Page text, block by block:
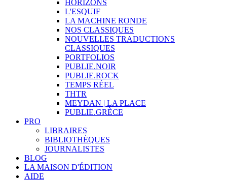
HORIZONS
L'ESQUIF
LA MACHINE RONDE
NOS CLASSIQUES
NOUVELLES TRADUCTIONS
CLASSIQUES
PORTFOLIOS
PUBLIE.NOIR
PUBLIE.ROCK
TEMPS RÉEL
THTR
MEYDAN | LA PLACE
PUBLIE.GRÈCE
PRO
LIBRAIRES
BIBLIOTHÈQUES
JOURNALISTES
BLOG
LA MAISON D'ÉDITION
AIDE